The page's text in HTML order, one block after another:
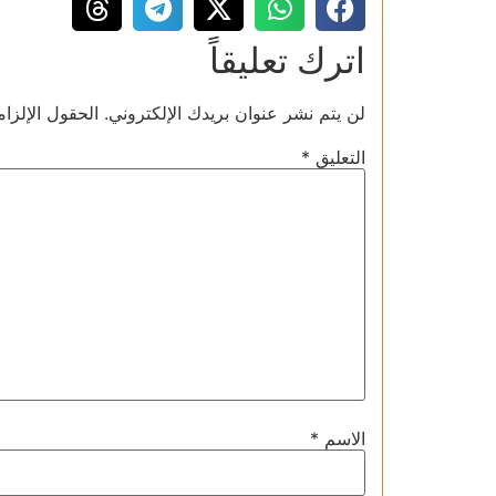
اترك تعليقاً
لن يتم نشر عنوان بريدك الإلكتروني. الحقول
التعليق *
الاسم *